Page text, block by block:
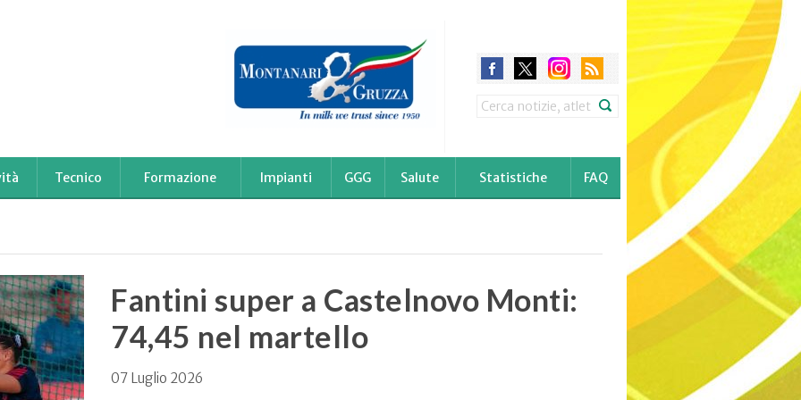
Search
Tecnico Formazione Impianti GGG Salute Statistiche FAQ
Fantini super a Castelnovo Monti:
74,45 nel martello
07 Luglio 2026